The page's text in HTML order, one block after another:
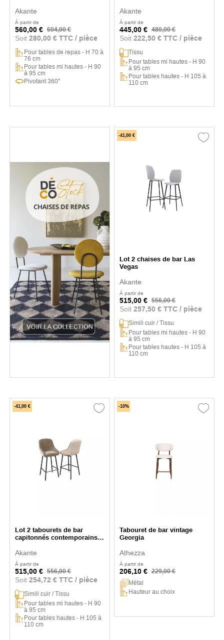
Akante
À partir de
560,00 € 604,00 €
Soit 280,00 € TTC / pièce
Pour tables de repas - H 70 à
76 cm
Pour tables mi hautes - H 90
à 95 cm
Pivotant 360°
Akante
À partir de
445,00 € 480,00 €
Soit 222,50 € TTC / pièce
Tissu
Pour tables mi hautes - H 90
à 95 cm
Pour tables hautes - H 105 à
110 cm
-41,00 €
Lot 2 chaises de bar Las
Vegas
Akante
À partir de
515,00 € 556,00 €
Soit 257,50 € TTC / pièce
Simili cuir / Tissu
Pour tables mi hautes - H 90
à 95 cm
Pour tables hautes - H 105 à
110 cm
-41,00 €
Lot 2 tabourets de bar
capitonnés contemporains
Akante
À partir de
515,00 € 556,00 €
Soit 254,72 € TTC / pièce
Simili cuir / Tissu
Pour tables mi hautes - H 90
à 95 cm
Pour tables hautes - H 105 à
110 cm
-10%
Tabouret de bar vintage
Georgia
Athezza
À partir de
206,10 € 229,00 €
Métal
Hauteur au choix